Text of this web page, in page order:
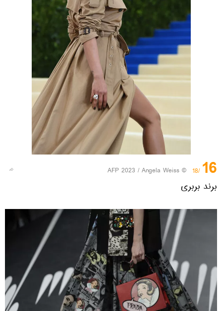
16
/18
© AFP 2023 / Angela Weiss
برند بربری